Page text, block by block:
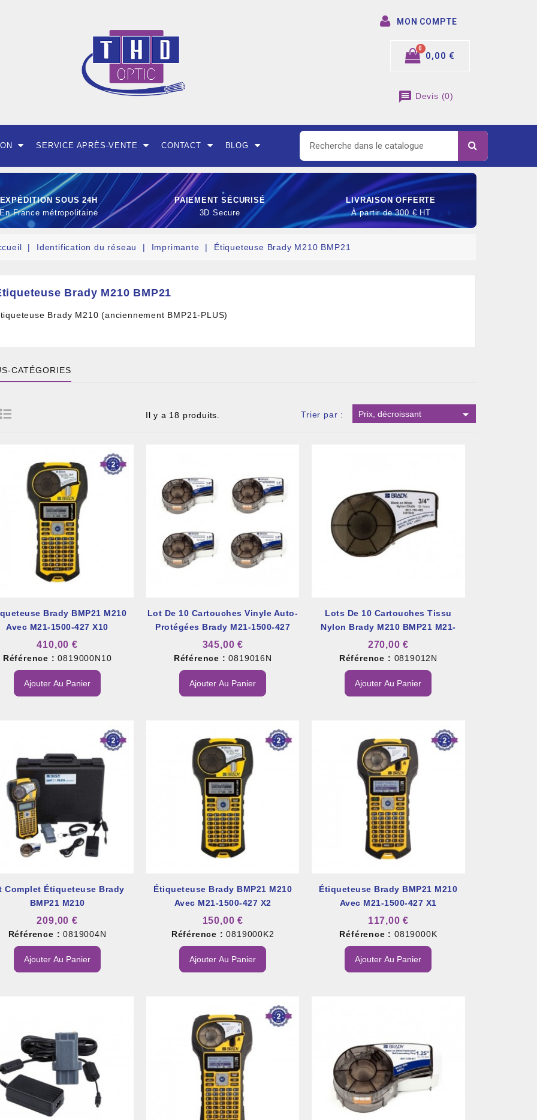
MON COMPTE
0,00 €
message Devis (0)
SERVICE APRÈS-VENTE CONTACT BLOG
EXPÉDITION SOUS 24H
En France métropolitaine
PAIEMENT SÉCURISÉ
3D Secure
LIVRAISON OFFERTE
À partir de 300 € HT
Identification du réseau Imprimante Étiqueteuse Brady M210 BMP21
Brady M210 BMP21
Brady M210 (anciennement BMP21-PLUS)
CATÉGORIES
Il y a 18 produits. Trier par : Prix, décroissant 
Brady BMP21 M210
Avec M21-1500-427 X10
410,00 €
Référence : 0819000N10
Ajouter Au Panier
Lot De 10 Cartouches Vinyle Auto-
Protégées Brady M21-1500-427
345,00 €
Référence : 0819016N
Ajouter Au Panier
Lots De 10 Cartouches Tissu
Nylon Brady M210 BMP21 M21-
750-499
270,00 €
Référence : 0819012N
Ajouter Au Panier
Complet Étiqueteuse Brady
BMP21 M210
209,00 €
Référence : 0819004N
Ajouter Au Panier
Étiqueteuse Brady BMP21 M210
Avec M21-1500-427 X2
150,00 €
Référence : 0819000K2
Ajouter Au Panier
Étiqueteuse Brady BMP21 M210
Avec M21-1500-427 X1
117,00 €
Référence : 0819000K
Ajouter Au Panier